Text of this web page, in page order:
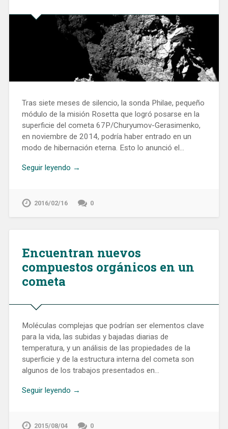
Tras siete meses de silencio, la sonda Philae, pequeño
módulo de la misión Rosetta que logró posarse en la
superficie del cometa 67P/Churyumov-Gerasimenko,
en noviembre de 2014, podría haber entrado en un
modo de hibernación eterna. Esto lo anunció el…
Seguir leyendo →
2016/02/16 0
Encuentran nuevos
compuestos orgánicos en un
cometa
Moléculas complejas que podrían ser elementos clave
para la vida, las subidas y bajadas diarias de
temperatura, y un análisis de las propiedades de la
superficie y de la estructura interna del cometa son
algunos de los trabajos presentados en…
Seguir leyendo →
2015/08/04 0